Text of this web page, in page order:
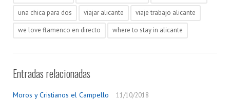
una chica para dos
viajar alicante
viaje trabajo alicante
we love flamenco en directo
where to stay in alicante
Entradas relacionadas
Moros y Cristianos el Campello 11/10/2018